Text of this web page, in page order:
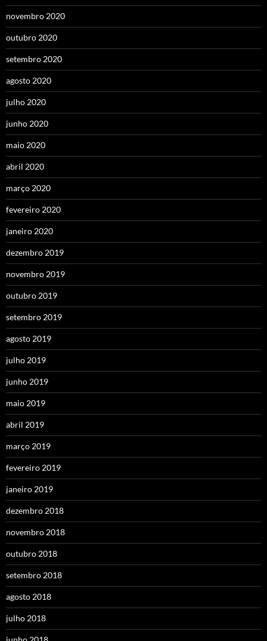
novembro 2020
outubro 2020
setembro 2020
agosto 2020
julho 2020
junho 2020
maio 2020
abril 2020
março 2020
fevereiro 2020
janeiro 2020
dezembro 2019
novembro 2019
outubro 2019
setembro 2019
agosto 2019
julho 2019
junho 2019
maio 2019
abril 2019
março 2019
fevereiro 2019
janeiro 2019
dezembro 2018
novembro 2018
outubro 2018
setembro 2018
agosto 2018
julho 2018